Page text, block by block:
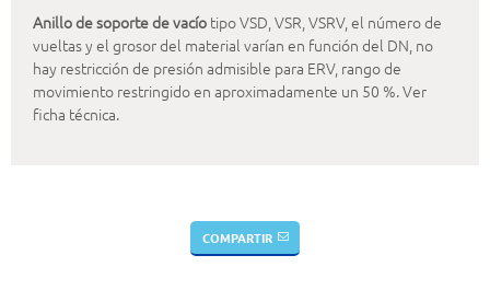
Anillo de soportede vacío tipo VSD, VSR, VSRV, el número de
vueltas y el grosor del material varían en función del DN, no
hay restricción de presión admisible para ERV, rango de
movimiento restringido en aproximadamente un 50 %. Ver
ficha técnica.
COMPARTIR